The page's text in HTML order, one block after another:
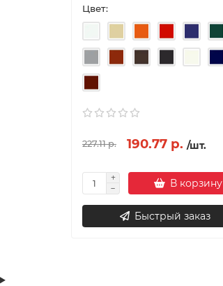
Цвет:
227.11 р. 190.77 р. /шт.
В корзину
Быстрый заказ